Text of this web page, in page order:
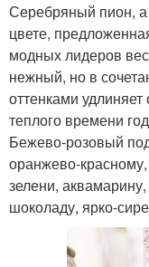
Серебряный пион,
цвете,
модных лидеров
нежный, но в
оттенками
теплого времени
Бежево-розовый
оранжево-
зелени,
шоколаду, ярко-